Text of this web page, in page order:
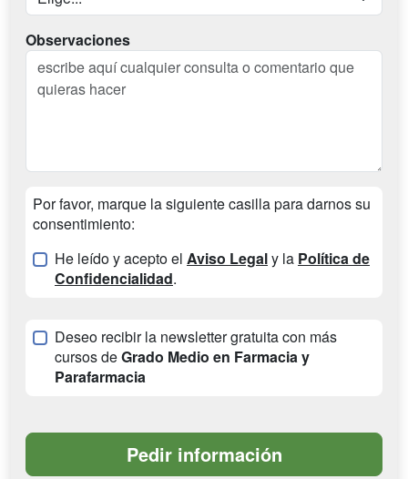
Observaciones
Por favor, marque la siguiente casilla para darnos su
consentimiento:
He leído y acepto el Aviso Legaly la Política de
Confidencialidad.
Deseo recibir la newsletter gratuita con más
cursos deGrado Medio en Farmacia y
Parafarmacia